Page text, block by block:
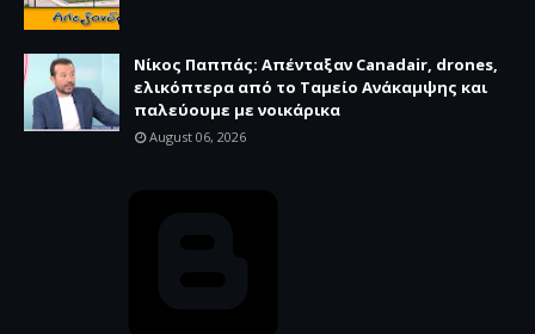
Νίκος Παππάς: Απένταξαν Canadair, drones,
ελικόπτερα από το Ταμείο Ανάκαμψης και
παλεύουμε με νοικάρικα
August 06, 2026